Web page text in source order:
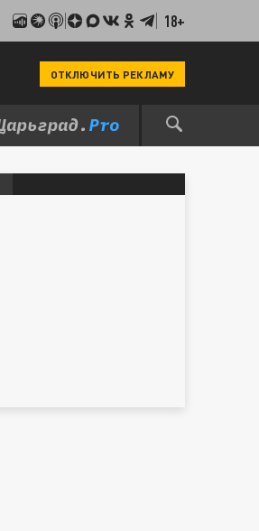
18+
ОТКЛЮЧИТЬ РЕКЛАМУ